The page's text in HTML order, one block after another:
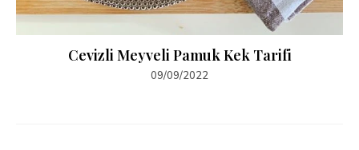
Cevizli Meyveli Pamuk Kek Tarifi
09/09/2022